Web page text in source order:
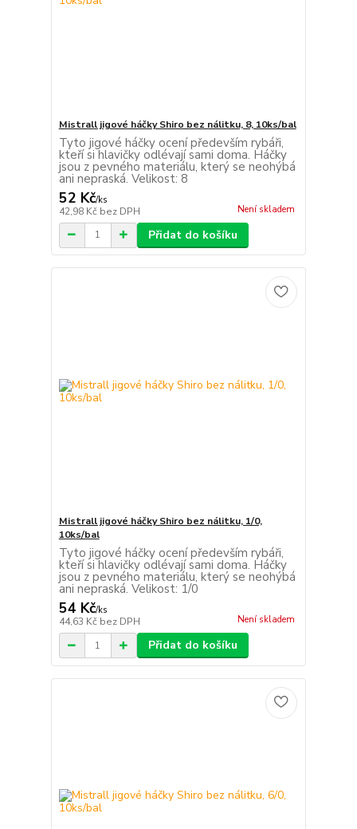
Mistrall jigové háčky Shiro bez nálitku, 8, 10ks/bal
Tyto jigové háčky ocení především rybáři,
kteří si hlavičky odlévají sami doma. Háčky
jsou z pevného materiálu, který se neohýbá
ani nepraská. Velikost: 8
52 Kč/ks
42,98 Kč bez DPH Není skladem
Přidat do košíku
Mistrall jigové háčky Shiro bez nálitku, 1/0,
10ks/bal
Tyto jigové háčky ocení především rybáři,
kteří si hlavičky odlévají sami doma. Háčky
jsou z pevného materiálu, který se neohýbá
ani nepraská. Velikost: 1/0
54 Kč/ks
44,63 Kč bez DPH Není skladem
Přidat do košíku